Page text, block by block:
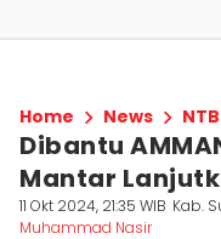
Home News NTB
Dibantu
Mantar
11 Okt 2024, 21:35 WIB Kab.
Muhammad Nasir